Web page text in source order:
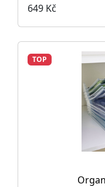
649 Kč
TOP